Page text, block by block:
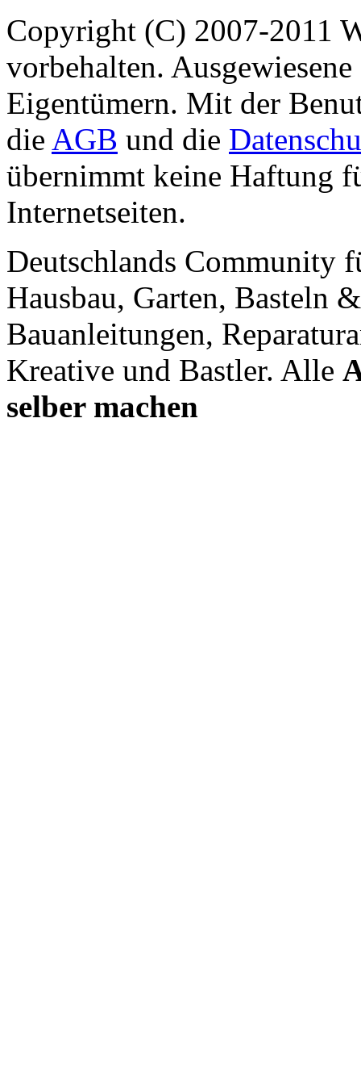
Copyright (C) 2007-2011
vorbehalten.
Eigentümern. Mit der
die AGB und die
übernimmt keine Haftung
Internetseiten.
Deutschlands Community
Hausbau, Garten, Basteln
Bauanleitungen,
Kreative und Bastler. Alle
selber machen